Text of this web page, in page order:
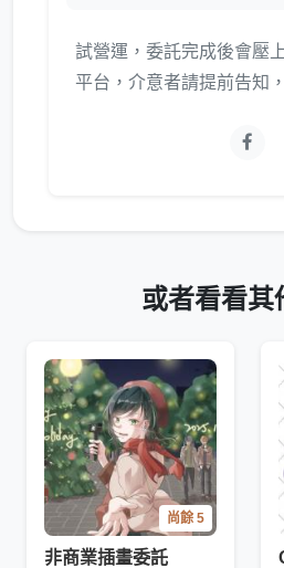
試營運，委託完成後會壓
平台，介意者請提前告知
或者看看其
尚餘 5
非商業插畫委託